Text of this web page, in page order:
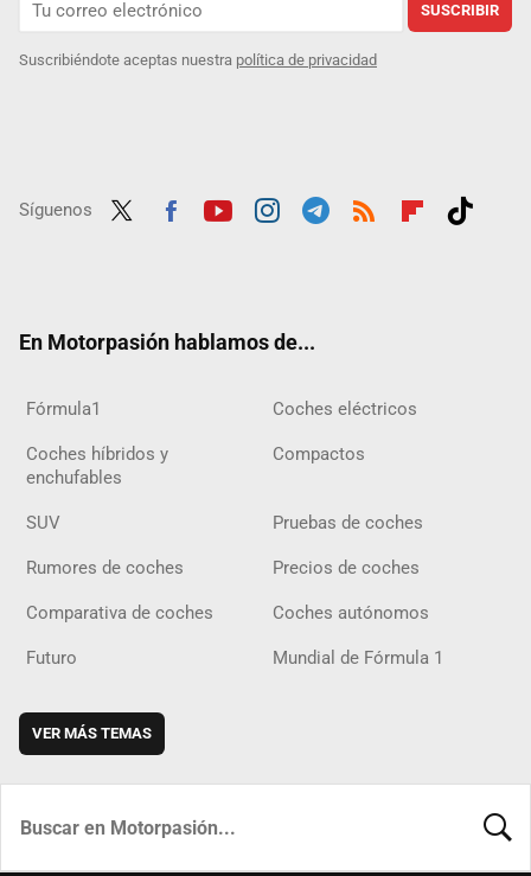
SUSCRIBIR
Suscribiéndote aceptas nuestra política de privacidad
Síguenos
En Motorpasión hablamos de...
Fórmula1 Coches eléctricos
Coches híbridos y
enchufables
Compactos
SUV Pruebas de coches
Rumores de coches Precios de coches
Comparativa de coches Coches autónomos
Futuro Mundial de Fórmula 1
VER MÁS TEMAS